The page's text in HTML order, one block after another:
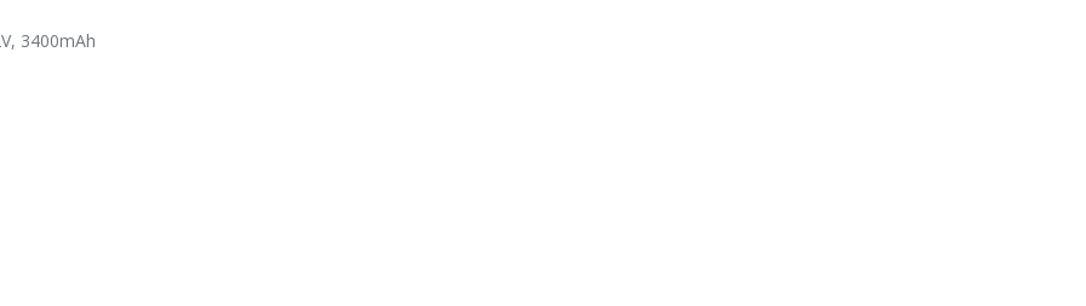
Electrolux 900277252
3400mAh